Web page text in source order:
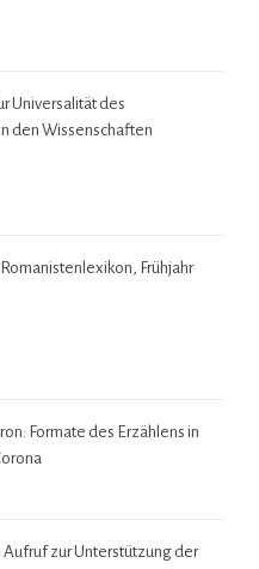
Universalität des
den Wissenschaften
Frühjahr
Formate des Erzählens in
Aufruf zur Unterstützung der